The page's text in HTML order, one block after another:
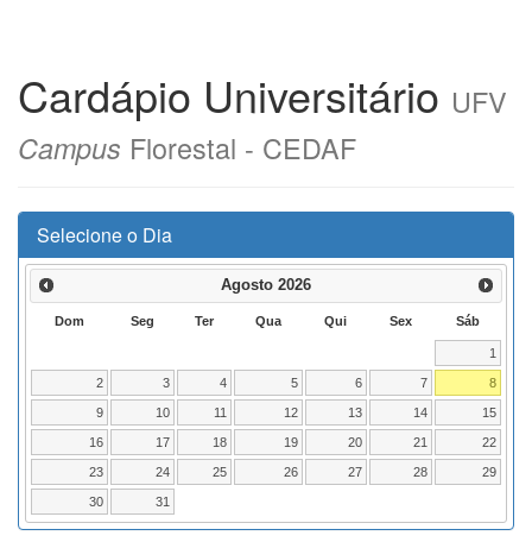
Cardápio Universitário UFV
Campus Florestal - CEDAF
Selecione o Dia
Agosto 2026
Dom Seg Ter Qua Qui Sex Sáb
1
2 3 4 5 6 7 8
9 10 11 12 13 14 15
16 17 18 19 20 21 22
23 24 25 26 27 28 29
30 31